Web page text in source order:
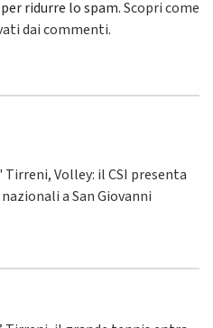
ridurre lo spam.Scopri come
dai commenti.
Tirreni, Volley: il CSI presenta
a San Giovanni